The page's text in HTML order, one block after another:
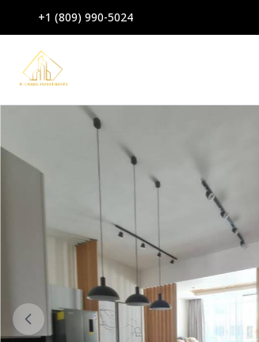
+1 (809) 990-5024